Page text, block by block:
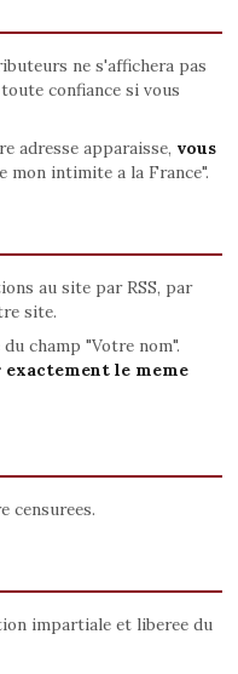
ne s'affichera pas
confiance si vous
adresse apparaisse, vous
intimite a la France".
au site par RSS, par
site.
champ "Votre nom".
le meme
censurees.
impartiale et liberee du